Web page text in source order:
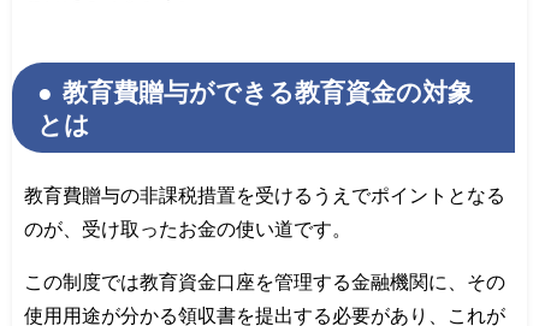
教育費贈与ができる教育資金の対象
とは
教育費贈与の非課税措置を受けるうえでポイントとなる
のが、受け取ったお金の使い道です。
この制度では教育資金口座を管理する金融機関に、その
使用用途が分かる領収書を提出する必要があり、これが